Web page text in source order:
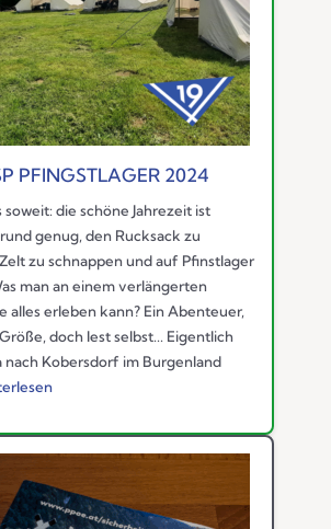
PFINGSTLAGER 2024
soweit: die schöne Jahrezeit ist
genug, den Rucksack zu
zu schnappen und auf Pfinstlager
man an einem verlängerten
alles erleben kann? Ein Abenteuer,
doch lest selbst... Eigentlich
nach Kobersdorf im Burgenland